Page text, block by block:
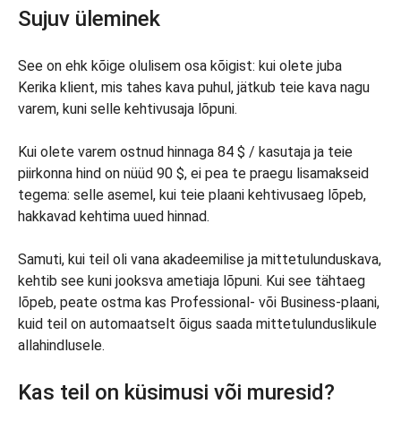
Sujuv üleminek
See on ehk kõige olulisem osa kõigist: kui olete juba
Kerika klient, mis tahes kava puhul, jätkub teie kava nagu
varem, kuni selle kehtivusaja lõpuni.
Kui olete varem ostnud hinnaga 84 $ / kasutaja ja teie
piirkonna hind on nüüd 90 $, ei pea te praegu lisamakseid
tegema: selle asemel, kui teie plaani kehtivusaeg lõpeb,
hakkavad kehtima uued hinnad.
Samuti, kui teil oli vana akadeemilise ja mittetulunduskava,
kehtib see kuni jooksva ametiaja lõpuni. Kui see tähtaeg
lõpeb, peate ostma kas Professional- või Business-plaani,
kuid teil on automaatselt õigus saada mittetulunduslikule
allahindlusele.
Kas teil on küsimusi või muresid?